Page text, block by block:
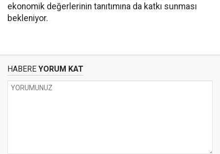
ekonomik değerlerinin tanıtımına da katkı sunması
bekleniyor.
HABERE YORUM KAT